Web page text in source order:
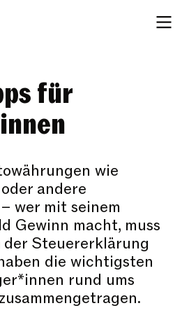
für
wie
andere
wer mit seinem
Gewinn macht, muss
Steuererklärung
die wichtigsten
rund ums